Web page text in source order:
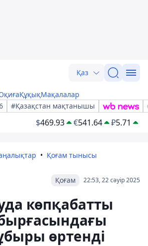
Қаз
ҚұқықМақалалар
#Қазақстан мақтанышы
$469.93 €541.64 ₽5.71
Қоғам тынысы
22:53, 22 сәуір 2025
Қоғам
көпқабатты
өртенді